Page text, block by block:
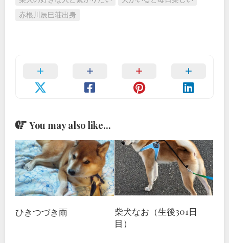
赤根川辰巳荘出身
You may also like...
ひきつづき雨
柴犬なお（生後301日
目）